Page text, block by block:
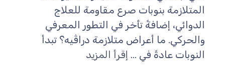
المتلازمة بنوبات صرع مقاومة للعلاج
الدوائي، إضافةً تأخر في التطور المعرفي
والحركي. ما أعراض متلازمة دراڤيه؟ تبدأ
النوبات عادةً في ... إقرأ المزيد